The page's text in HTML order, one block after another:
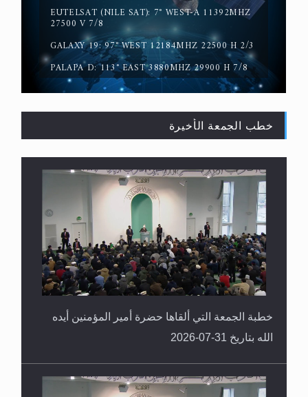
حقيقة المسيح الدجال
القرآن قاضٍ وحكمٌ على السنة ومهيمنٌ عليها.. ليس
العكس
EUTELSAT (NILE SAT): 7° WEST-A 11392MHZ
27500 V 7/8
GALAXY 19: 97° WEST 12184MHZ 22500 H 2/3
PALAPA D: 113° EAST 3880MHZ 29900 H 7/8
خطب الجمعة الأخيرة
خطبة الجمعة التي ألقاها حضرة أمير المؤمنين أيده
الله بتاريخ 31-07-2026